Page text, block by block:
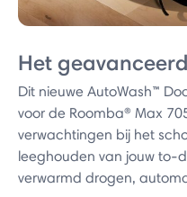
Het
Dit nieuwe AutoWash™
voor de Roomba® Max
verwachtingen bij het
leeghouden van jouw to-
verwarmd drogen,